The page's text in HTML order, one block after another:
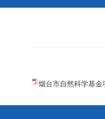
烟台市自然科学基